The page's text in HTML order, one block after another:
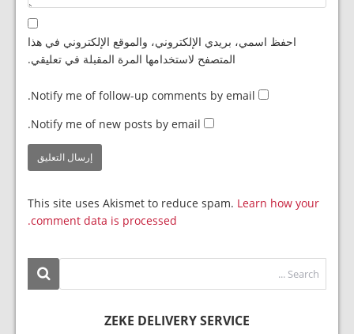
احفظ اسمي، بريدي الإلكتروني، والموقع الإلكتروني في هذا
المتصفح لاستخدامها المرة المقبلة في تعليقي.
Notify me of follow-up comments by email.
Notify me of new posts by email.
This site uses Akismet to reduce spam. Learn how your
comment data is processed.
ZEKE DELIVERY SERVICE